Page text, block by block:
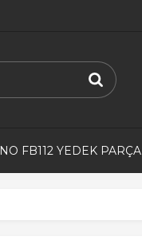
FB112 YEDEK PARÇA